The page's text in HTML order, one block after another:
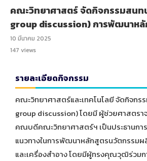
คณะวิทยาศาสตร์ จัดกิจกรรมสนท
group discussion) การพัฒนาห
10 มีนาคม 2025
147 views
รายละเอียดกิจกรรม
คณะวิทยาศาสตร์และเทคโนโลยี จัดกิจกร
group discussion) โดยมี ผู้ช่วยศาสตรา
คณบดีคณะวิทยาศาสตร์ฯ เป็นประธานกา
แนวทางในการพัฒนาหลักสูตรนวัตกรรม
และเครื่องสำอาง โดยมีผู้ทรงคุณวุฒิร่วม